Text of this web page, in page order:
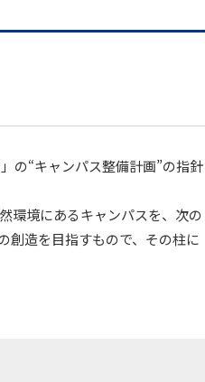
の“キャンパス整備計画”の指針
環境にあるキャンパスを、次の
創造を目指すもので、その柱に